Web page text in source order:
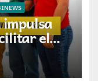
el
familias